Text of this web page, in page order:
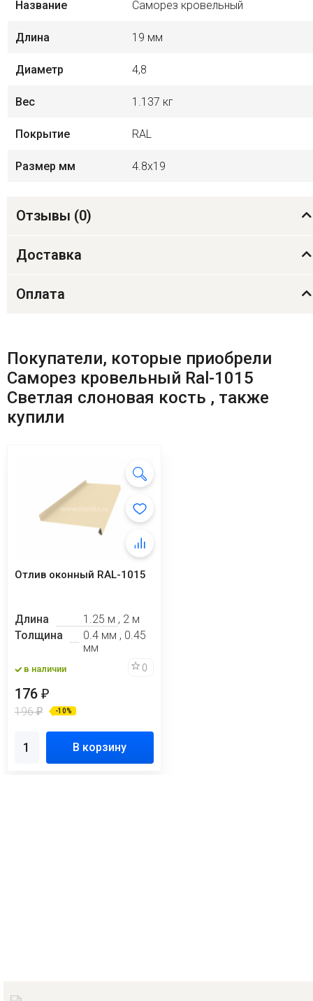
Название Саморез кровельный
Длина 19 мм
Диаметр 4,8
Вес 1.137 кг
Покрытие RAL
Размер мм 4.8x19
Отзывы (0)
Доставка
Оплата
Покупатели, которые приобрели
Саморез кровельный Ral-1015
Светлая слоновая кость , также
купили
Отлив оконный RAL-1015
Длина
1.25 м , 2 м
Толщина
0.4 мм , 0.45
мм
в наличии 0
176 ₽
196₽ -10%
В корзину